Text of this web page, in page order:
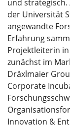
und
der Universität
angewandte
Erfahrung
Projektleiterin
zunächst im
Dräxlmaier
Corporate
Innovation &